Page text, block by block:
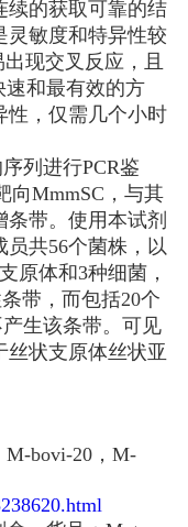
续的获取可靠的结
灵敏度和特异性较
现交叉反应，且
速和最有效的方
性，仅需几个小时
列进行PCR鉴
向MmmSC，与其
带。使用本试剂
共56个菌株，以
原体和3种细菌，
带，而包括20个
生该条带。可见
丝状支原体丝状亚
M-bovi-20，M-